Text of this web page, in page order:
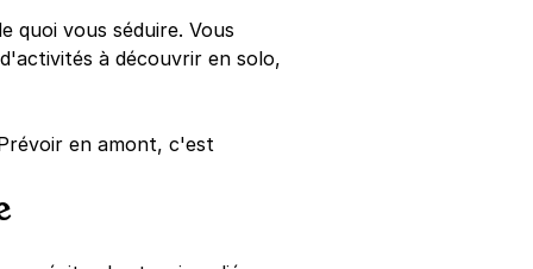
quoi vous séduire. Vous
à découvrir en solo,
en amont, c'est